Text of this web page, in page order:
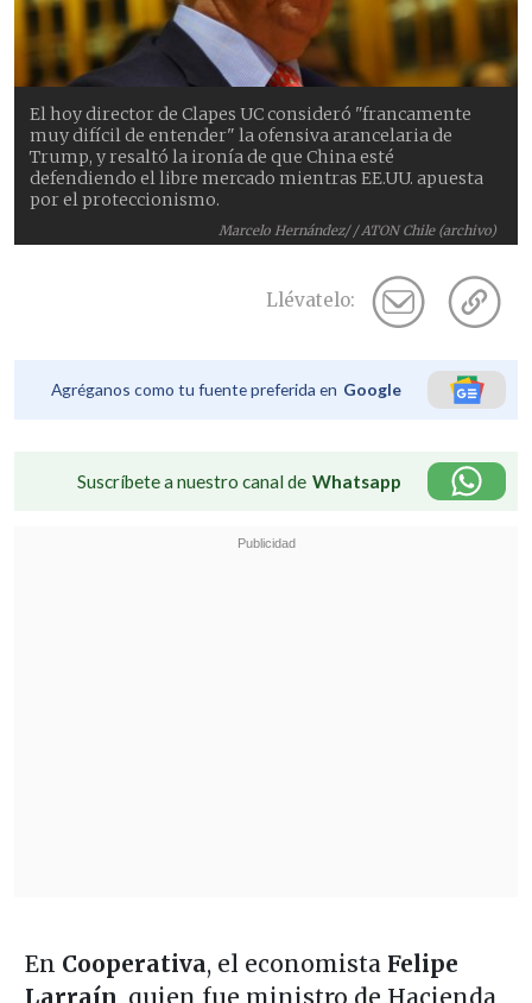
Marcelo Hernández/ / ATON Chile (archivo)
El hoy director de Clapes UC consideró "francamente
muy difícil de entender" la ofensiva arancelaria de
Trump, y resaltó la ironía de que China esté
defendiendo el libre mercado mientras EE.UU. apuesta
por el proteccionismo.
Llévatelo:
Agréganos como tu fuente preferida en Google
Suscríbete a nuestro canal de Whatsapp
En Cooperativa, el economistaFelipe
Larraín , quien fue ministro de Hacienda